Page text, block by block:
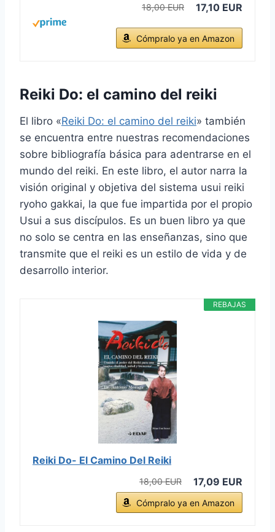
18,00 EUR 17,10 EUR
Cómpralo ya en Amazon
Reiki Do: el camino del reiki
El libro «Reiki Do: el camino del reiki» también
se encuentra entre nuestras recomendaciones
sobre bibliografía básica para adentrarse en el
mundo del reiki. En este libro, el autor narra la
visión original y objetiva del sistema usui reiki
ryoho gakkai, la que fue impartida por el propio
Usui a sus discípulos. Es un buen libro ya que
no solo se centra en las enseñanzas, sino que
transmite que el reiki es un estilo de vida y de
desarrollo interior.
REBAJAS
Reiki Do- El Camino Del Reiki
18,00 EUR 17,09 EUR
Cómpralo ya en Amazon